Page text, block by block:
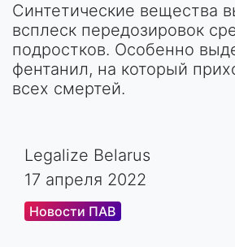
Синтетические вещества
всплеск передозировок
подростков. Особенно
фентанил, на который
всех смертей.
Legalize Belarus
17 апреля 2022
Новости ПАВ